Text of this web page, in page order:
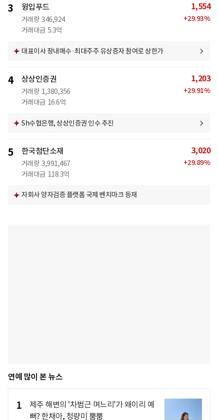
3 윙입푸드
거래량 346,924
거래대금 5.3억
1,554
+29.93%
대표이사 장내매수·최대주주 유상증자 참여로 상한가
4 상상인증권
거래량 1,380,356
거래대금 16.6억
1,203
+29.91%
Sh수협은행, 상상인증권 인수 추진
5 한국첨단소재
거래량 3,991,467
거래대금 118.3억
3,020
+29.89%
자회사 양자검증 플랫폼 국제 벤치마크 등재
연예 많이 본 뉴스
1
제주 해변의 '차범근 며느리'가 왜이리 예
뻐? 한채아, 청량미 뿜뿜